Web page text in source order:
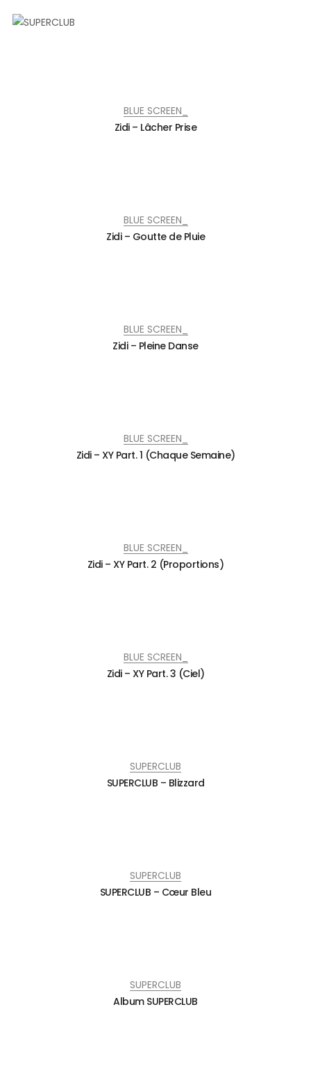
BLUE SCREEN_
Zidi – Lâcher Prise
BLUE SCREEN_
Zidi – Goutte de Pluie
BLUE SCREEN_
Zidi – Pleine Danse
BLUE SCREEN_
Zidi – XY Part. 1 (Chaque Semaine)
BLUE SCREEN_
Zidi – XY Part. 2 (Proportions)
BLUE SCREEN_
Zidi – XY Part. 3 (Ciel)
SUPERCLUB
SUPERCLUB – Blizzard
SUPERCLUB
SUPERCLUB – Cœur Bleu
SUPERCLUB
Album SUPERCLUB